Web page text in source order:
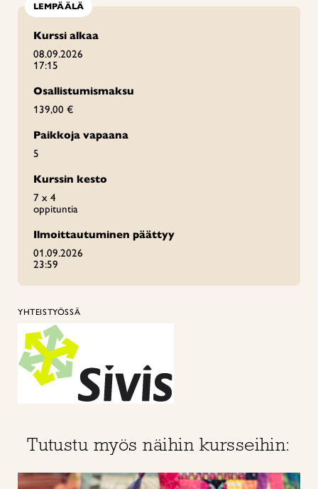
LEMPÄÄLÄ
Kurssi alkaa
08.09.2026
17:15
Osallistumismaksu
139,00 €
Paikkoja vapaana
5
Kurssin kesto
7 x 4
oppituntia
Ilmoittautuminen päättyy
01.09.2026
23:59
YHTEISTYÖSSÄ
Tutustu myös näihin kursseihin: